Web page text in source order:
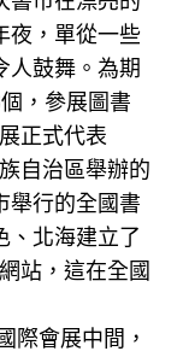
夜，單從一些
人鼓舞。為期
，參展圖書
正式代表
自治區舉辦的
舉行的全國書
、北海建立了
站，這在全國
會展中間，